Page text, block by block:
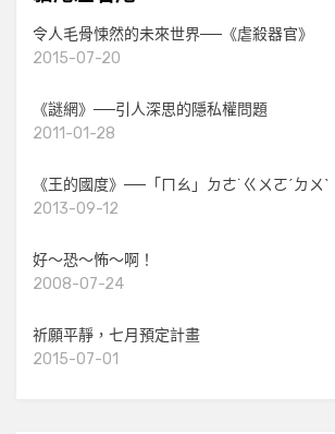
令人毛骨悚然的未來世界──《虐殺器官》
2015-07-20
《謎網》──引人深思的隱私權問題
2011-01-28
《王的國度》──「ㄇㄠ」ㄉㄜ˙ㄍㄨㄛˊㄉㄨˋ
2013-09-12
好～恐～怖～啊！
2008-07-24
祈願平靜，七月預定計畫
2015-07-01